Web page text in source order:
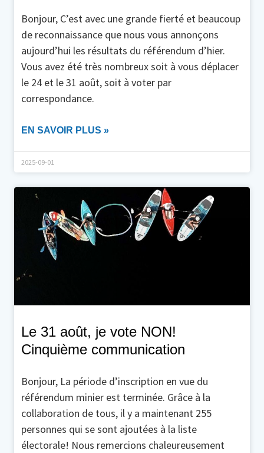
Bonjour, C’est avec une grande fierté et beaucoup
de reconnaissance que nous vous annonçons
aujourd’hui les résultats du référendum d’hier.
Vous avez été très nombreux soit à vous déplacer
le 24 et le 31 août, soit à voter par
correspondance.
EN SAVOIR PLUS »
2025-09-01
Le 31 août, je vote NON!
Cinquième communication
Bonjour, La période d’inscription en vue du
référendum minier est terminée. Grâce à la
collaboration de tous, il y a maintenant 255
personnes qui se sont ajoutées à la liste
électorale! Nous remercions chaleureusement